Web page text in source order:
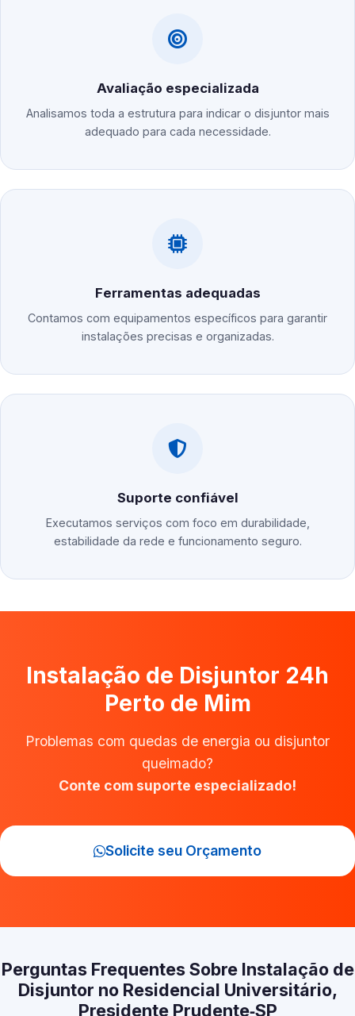
Avaliação especializada
Analisamos toda a estrutura para indicar o disjuntor mais
adequado para cada necessidade.
Ferramentas adequadas
Contamos com equipamentos específicos para garantir
instalações precisas e organizadas.
Suporte confiável
Executamos serviços com foco em durabilidade,
estabilidade da rede e funcionamento seguro.
Instalação de Disjuntor 24h
Perto de Mim
Problemas com quedas de energia ou disjuntor
queimado?
Conte com suporte especializado!
Solicite seu Orçamento
Perguntas Frequentes Sobre Instalação de
Disjuntor no Residencial Universitário,
Presidente Prudente‑SP